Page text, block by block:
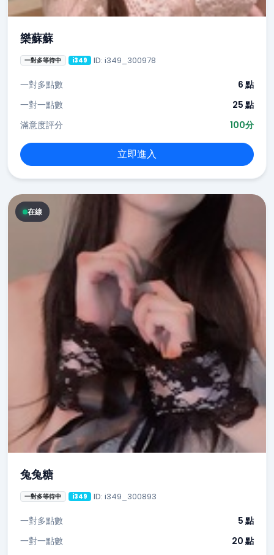
樂蘇蘇
一對多等待中 i349 ID: i349_300978
一對多點數
6 點
一對一點數
25 點
滿意度評分
100分
立即進入
在線
兔兔糖
一對多等待中 i349 ID: i349_300893
一對多點數
5 點
一對一點數
20 點